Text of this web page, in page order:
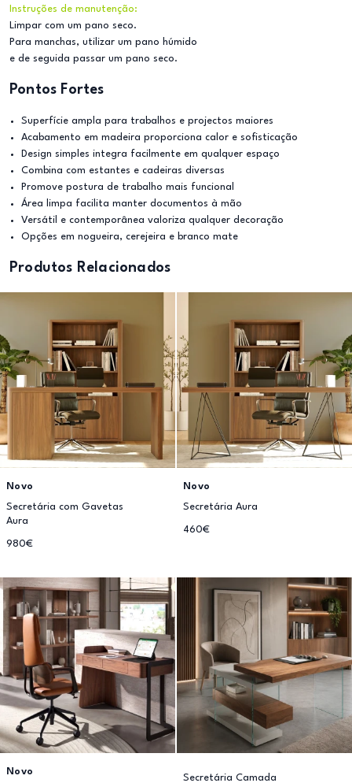
Instruções de manutenção:
Limpar com um pano seco.
Para manchas, utilizar um pano húmido
e de seguida passar um pano seco.
Pontos Fortes
Superfície ampla para trabalhos e projectos maiores
Acabamento em madeira proporciona calor e sofisticação
Design simples integra facilmente em qualquer espaço
Combina com estantes e cadeiras diversas
Promove postura de trabalho mais funcional
Área limpa facilita manter documentos à mão
Versátil e contemporânea valoriza qualquer decoração
Opções em nogueira, cerejeira e branco mate
Produtos Relacionados
Novo
Secretária com Gavetas
Aura
980€
Novo
Secretária Aura
460€
Novo
Secretária Camada